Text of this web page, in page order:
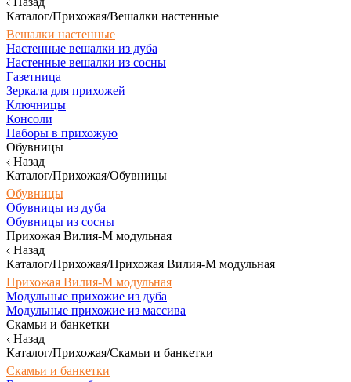
Каталог/Прихожая/Вешалки настенные
Вешалки настенные
Настенные вешалки из дуба
Настенные вешалки из сосны
Газетница
Зеркала для прихожей
Ключницы
Консоли
Наборы в прихожую
Обувницы
Назад
Каталог/Прихожая/Обувницы
Обувницы
Обувницы из дуба
Обувницы из сосны
Прихожая Вилия-М модульная
Назад
Каталог/Прихожая/Прихожая Вилия-М модульная
Прихожая Вилия-М модульная
Модульные прихожие из дуба
Модульные прихожие из массива
Скамьи и банкетки
Назад
Каталог/Прихожая/Скамьи и банкетки
Скамьи и банкетки